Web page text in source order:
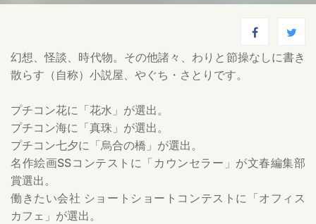
幻想、怪談、時代物。その他諸々、わりと節操なしに書き
散らす（自称）小説屋、やぐち・さとりです。
プチコン花に「花水」が選出。
プチコン海に「真珠」が選出。
プチコン七夕に「烏合の橋」が選出。
名作絵画SSコンテストに「カウンセラー」が文春編集部
賞選出。
働きたい会社 ショートショートコンテストに「オフィス
カフェ」が選出。